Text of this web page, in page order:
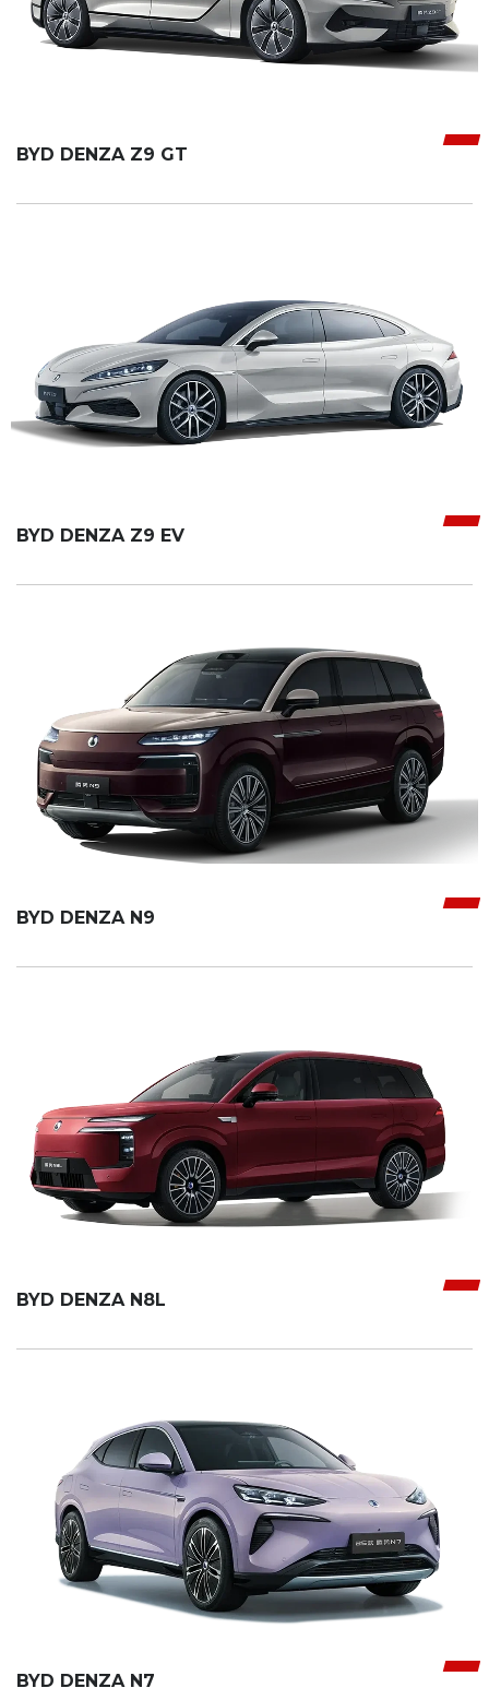
BYD DENZA Z9 GT
BYD DENZA Z9 EV
BYD DENZA N9
BYD DENZA N8L
BYD DENZA N7